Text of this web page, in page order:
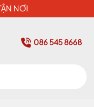
HÃNG
086 545 8668